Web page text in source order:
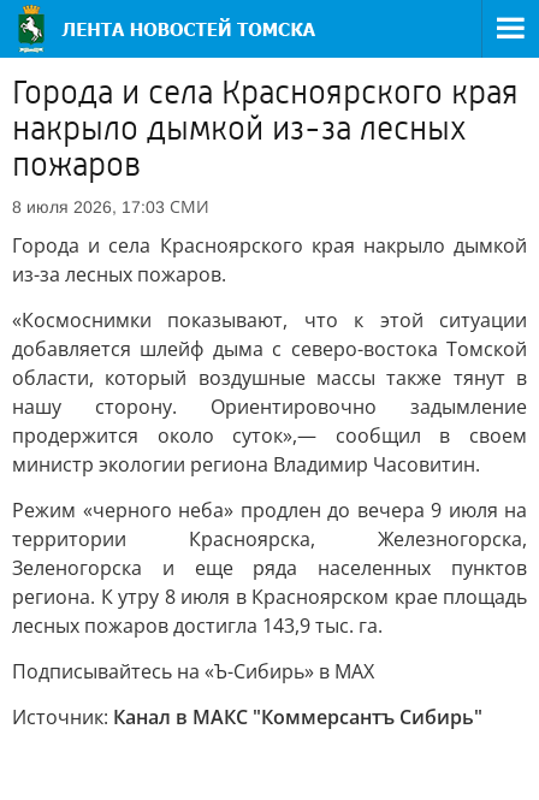
Города и села Красноярского края
накрыло дымкой из-за лесных
пожаров
8 июля 2026, 17:03 СМИ
Города и села Красноярского края накрыло дымкой
из-за лесных пожаров.
«Космоснимки показывают, что к этой ситуации
добавляется шлейф дыма с северо-востока Томской
области, который воздушные массы также тянут в
нашу сторону. Ориентировочно задымление
продержится около суток»,— сообщил в своем
министр экологии региона Владимир Часовитин.
Режим «черного неба» продлен до вечера 9 июля на
территории Красноярска, Железногорска,
Зеленогорска и еще ряда населенных пунктов
региона. К утру 8 июля в Красноярском крае площадь
лесных пожаров достигла 143,9 тыс. га.
Подписывайтесь на «Ъ-Сибирь» в MAX
Источник: Канал в МАКС "Коммерсантъ Сибирь"